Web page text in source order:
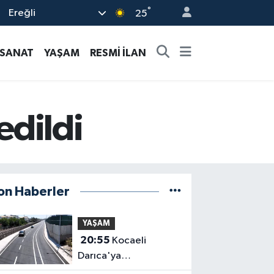
Ereğli 25°
YAŞAM RESMİ İLAN
Haberler
YAŞAM
20:55
Darıca'ya
Büyükşehir'den